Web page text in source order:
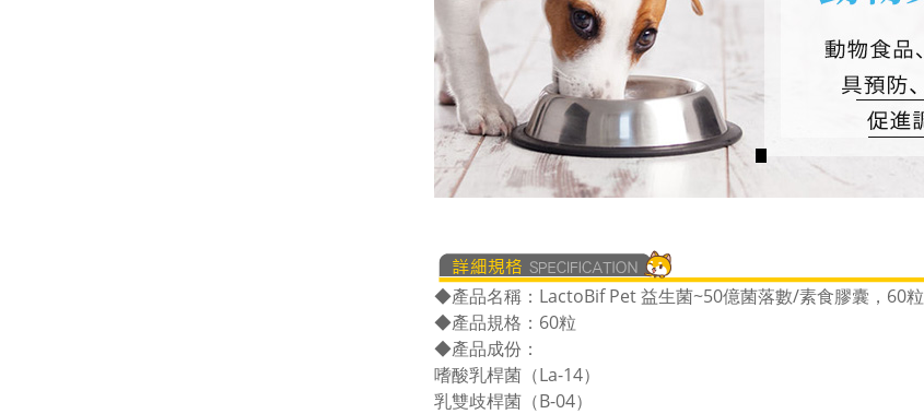
◆產品名稱：LactoBif Pet 益生菌~50億菌落數/素食膠囊，60粒
◆產品規格：60粒
◆產品成份：
嗜酸乳桿菌（La-14）
乳雙歧桿菌（B-04）